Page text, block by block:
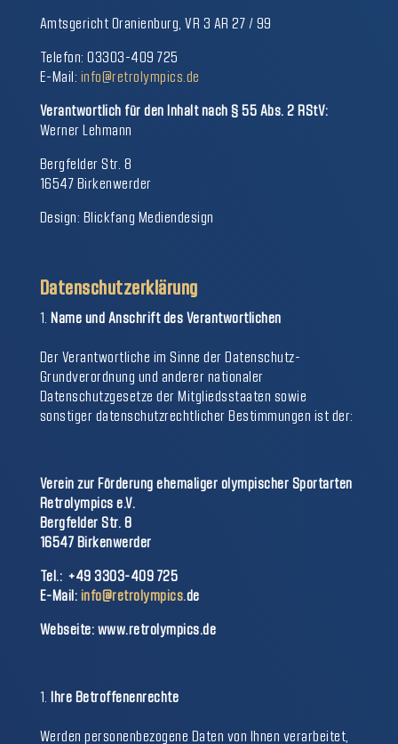
Amtsgericht Oranienburg, VR 3 AR 27 / 99
Telefon: 03303-409 725
E-Mail: info@retrolympics.de
Verantwortlich für den Inhalt nach § 55 Abs. 2 RStV:
Werner Lehmann
Bergfelder Str. 8
16547 Birkenwerder
Design: Blickfang Mediendesign
Datenschutzerklärung
Name und Anschrift des Verantwortlichen
Der Verantwortliche im Sinne der Datenschutz-
Grundverordnung und anderer nationaler
Datenschutzgesetze der Mitgliedsstaaten sowie
sonstiger datenschutzrechtlicher Bestimmungen ist der:
Verein zur Förderung ehemaliger olympischer Sportarten
Retrolympics e.V.
Bergfelder Str. 8
16547 Birkenwerder
Tel.: +49 3303-409 725
E-Mail: info@retrolympics.de
Webseite: www.retrolympics.de
Ihre Betroffenenrechte
Werden personenbezogene Daten von Ihnen verarbeitet,